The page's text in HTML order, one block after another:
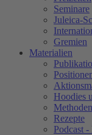
Seminare
Juleica-
Gremien
Materialien
Hoodies
Methoden
Rezepte
Podcast